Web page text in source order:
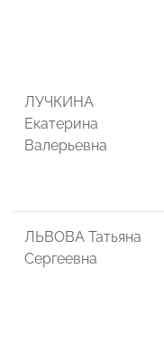
ЛУЧКИНА
Екатерина
Валерьевна
ЛЬВОВА Татьяна
Сергеевна